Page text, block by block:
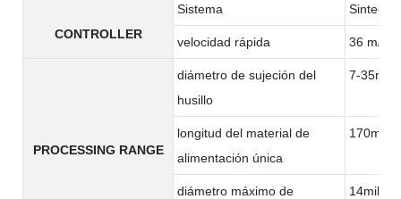
CONTROLLER
Sistema Sintec
velocidad rápida 36 m/
PROCESSING RANGE
diámetro de sujeción del
husillo
7-35mm
longitud del material de
alimentación única
diámetro máximo de